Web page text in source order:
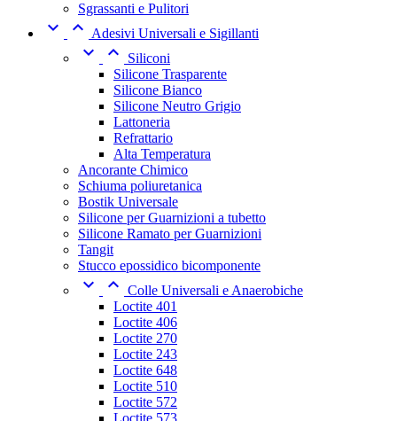
Sgrassanti e Pulitori
  Adesivi Universali e Sigillanti
 
Siliconi
Silicone Trasparente
Silicone Bianco
Silicone Neutro Grigio
Lattoneria
Refrattario
Alta Temperatura
Ancorante Chimico
Schiuma poliuretanica
Bostik Universale
Silicone per Guarnizioni a tubetto
Silicone Ramato per Guarnizioni
Tangit
Stucco epossidico bicomponente
  Colle Universali e Anaerobiche
Loctite 401
Loctite 406
Loctite 270
Loctite 243
Loctite 648
Loctite 510
Loctite 572
Loctite 573